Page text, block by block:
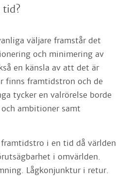
tid?
väljare framstår det
och minimering av
en känsla av att det är
finns framtidstron och de
tycker en valrörelse borde
ambitioner samt
i en tid då världen
i omvärlden.
Lågkonjunktur i retur.